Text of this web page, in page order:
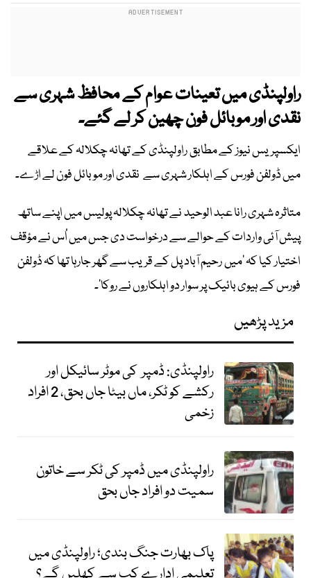
راولپنڈی میں تعینات عوام کے محافظ شہری سے
نقدی اور موبائل فون چھین کر لے گئے۔
ایکسپریس نیوز کے مطابق راولپنڈی کے تھانہ چکلالہ کے علاقے
میں ڈولفن فورس کے اہلکار شہری سے نقدی اور موبائل فون لے اڑے۔
متاثرہ شہری رانا عبد الوحید نے تھانہ چکلالہ پولیس میں اپنے ساتھ
پیش آئی واردات کے حوالے سے درخواست دی جس میں اُس نے مؤقف
اختیار کیا کہ ’میں رحیم آباد پل کے قریب سے گھر جارہا تھا کہ ڈولفن
فورس کے ہیوی بائیک پر سوار دو اہلکاروں نے روکا‘۔
مزید پڑھیں
راولپنڈی: ڈمپر کی موٹر سائیکل اور
رکشے کو ٹکر، ماں بیٹا جاں بحق، 2 افراد
زخمی
راولپنڈی میں ڈمپر کی ٹکر سے خاتون
سمیت دو افراد جاں بحق
پاک بھارت جنگ بندی؛ راولپنڈی میں